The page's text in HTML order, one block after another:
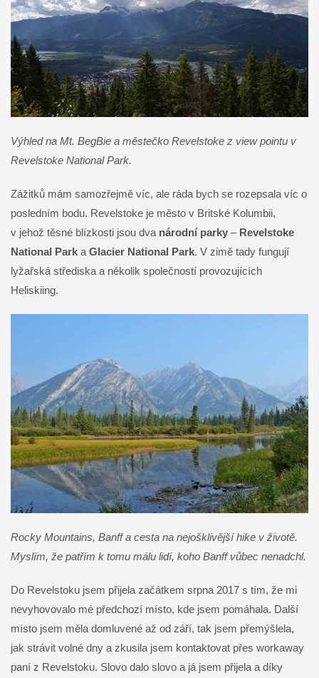
Výhled na Mt. BegBie a městečko Revelstoke z view pointu v
Revelstoke National Park.
Zážitků mám samozřejmě víc, ale ráda bych se rozepsala víc o
posledním bodu. Revelstoke je město v Britské Kolumbii,
v jehož těsné blízkosti jsou dvanárodní parky – Revelstoke
National Park aGlacier National Park. V zimě tady fungují
lyžařská střediska a několik společností provozujících
Heliskiing.
Rocky Mountains, Banff a cesta na nejošklivější hike v životě.
Myslím, že patřím k tomu málu lidí, koho Banff vůbec nenadchl.
Do Revelstoku jsem přijela začátkem srpna 2017 s tím, že mi
nevyhovovalo mé předchozí místo, kde jsem pomáhala. Další
místo jsem měla domluvené až od září, tak jsem přemýšlela,
jak strávit volné dny a zkusila jsem kontaktovat přes workaway
paní z Revelstoku. Slovo dalo slovo a já jsem přijela a díky